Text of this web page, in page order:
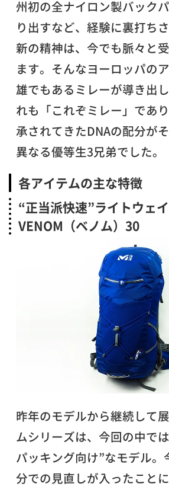
州初の全ナイロン製バック
り出すなど、経験に裏打ち
新の精神は、今でも脈々と
ます。そんなヨーロッパの
雄でもあるミレーが導き出
れも「これぞミレー」であ
承されてきたDNAの配分が
異なる優等生3兄弟でした。
各アイテムの主な特徴
“正当派快速”ライトウェイ
VENOM（ベノム）30
昨年のモデルから継続して
ムシリーズは、今回の中で
パッキング向け”なモデル。
分での見直しが入ったこと